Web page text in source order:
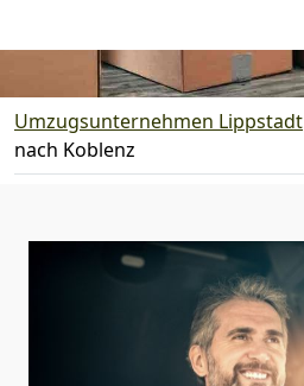
Umzugsunternehmen Lippstadt
nach Koblenz